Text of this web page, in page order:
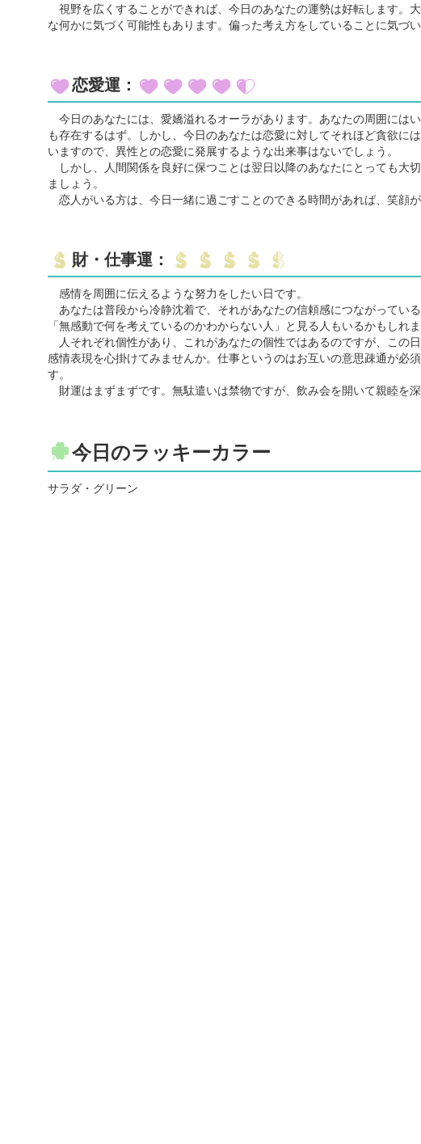
視野を広くすることができれば、今日のあなたの運勢は好転します。
な何かに気づく可能性もあります。偏った考え方をしていることに気づ
恋愛運：
今日のあなたには、愛嬌溢れるオーラがあります。あなたの周囲には
も存在するはず。しかし、今日のあなたは恋愛に対してそれほど貪欲に
いますので、異性との恋愛に発展するような出来事はないでしょう。
しかし、人間関係を良好に保つことは翌日以降のあなたにとっても大
ましょう。
恋人がいる方は、今日一緒に過ごすことのできる時間があれば、笑顔
財・仕事運：
感情を周囲に伝えるような努力をしたい日です。
あなたは普段から冷静沈着で、それがあなたの信頼感につながってい
「無感動で何を考えているのかわからない人」と見る人もいるかもしれま
人それぞれ個性があり、これがあなたの個性ではあるのですが、この
感情表現を心掛けてみませんか。仕事というのはお互いの意思疎通が必
す。
財運はまずまずです。無駄遣いは禁物ですが、飲み会を開いて親睦を
今日のラッキーカラー
サラダ・グリーン